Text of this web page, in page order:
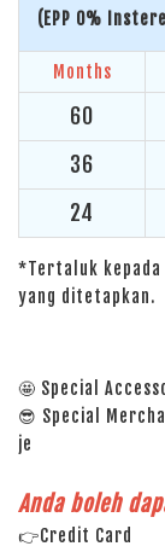
(EPP 0%
Months
60
36
24
*Tertaluk kepada
yang ditetapkan.
🤩 Special
😎 Special
je
Anda boleh
👉Credit Card